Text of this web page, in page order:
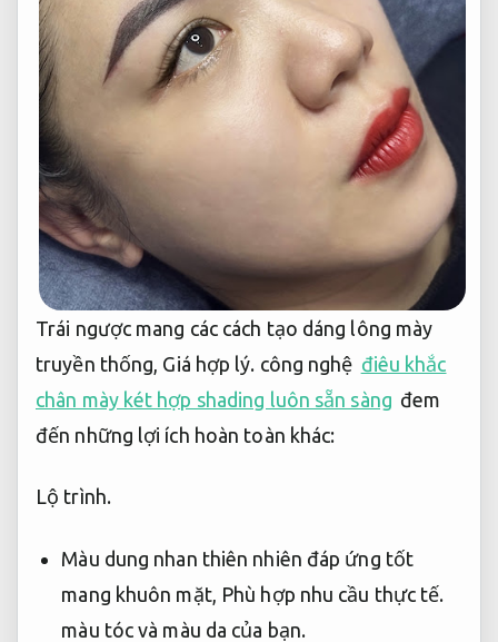
Trái ngược mang các cách tạo dáng lông mày
truyền thống, Giá hợp lý. công nghệ điêu khắc
chân mày két hợp shading luôn sẵn sàng đem
đến những lợi ích hoàn toàn khác:
Lộ trình.
Màu dung nhan thiên nhiên đáp ứng tốt
mang khuôn mặt, Phù hợp nhu cầu thực tế.
màu tóc và màu da của bạn.